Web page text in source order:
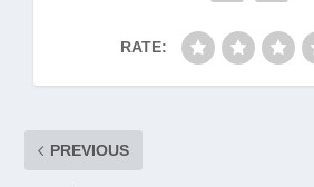
RATE:
PREVIOUS